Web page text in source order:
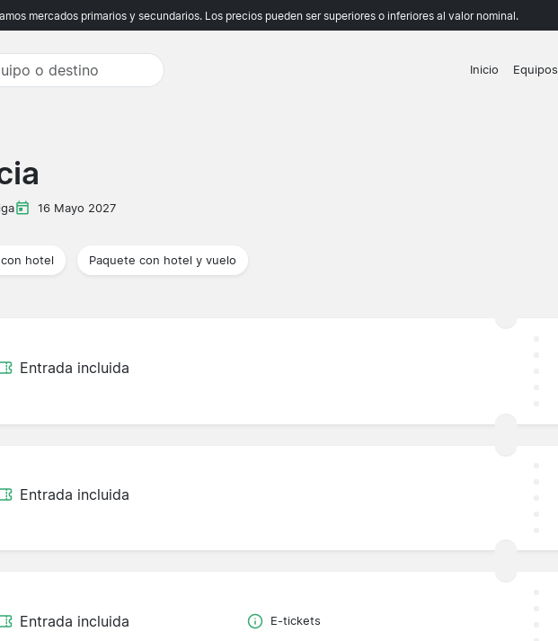
mercados primarios y secundarios. Los precios pueden ser superiores o inferiores al valor nominal.
Inicio Equipos
16 Mayo 2027
hotel Paquete con hotel y vuelo
Entrada incluida
Entrada incluida
Entrada incluida E-tickets